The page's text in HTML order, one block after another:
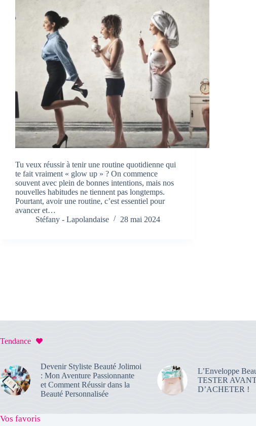
Tu veux réussir à tenir une routine quotidienne qui
te fait vraiment « glow up » ? On commence
souvent avec plein de bonnes intentions, mais nos
nouvelles habitudes ne tiennent pas longtemps.
Pourtant, avoir une routine, c’est essentiel pour
avancer et…
Stéfany - Lapolandaise
28 mai 2024
Tendance
Devenir Styliste Beauté Jolimoi
: Mon Aventure Passionnante
et Comment Réussir dans la
Beauté Personnalisée
L’Enveloppe
TESTER
D’ACHETER !
Vos favoris